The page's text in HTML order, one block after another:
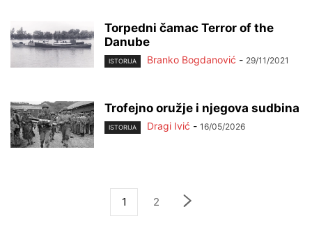
Torpedni čamac Terror of the
Danube
ISTORIJA Branko Bogdanović - 29/11/2021
Trofejno oružje i njegova sudbina
ISTORIJA Dragi Ivić - 16/05/2026
1 2